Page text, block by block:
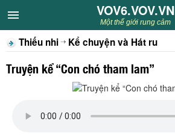
VOV6.VOV.VN
CHUYÊN MỤC
Khách VOV6
VOV6.VOV.VN
Một thế giới rung cảm
Thiếu nhi Kể chuyện và Hát ru
Truyện kể “Con chó tham lam”